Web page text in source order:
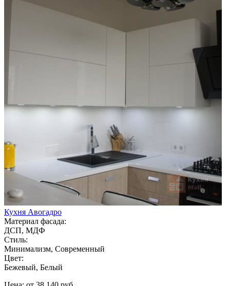
Кухня Авогадро
Материал фасада:
ДСП, МДФ
Стиль:
Минимализм, Современный
Цвет:
Бежевый, Белый